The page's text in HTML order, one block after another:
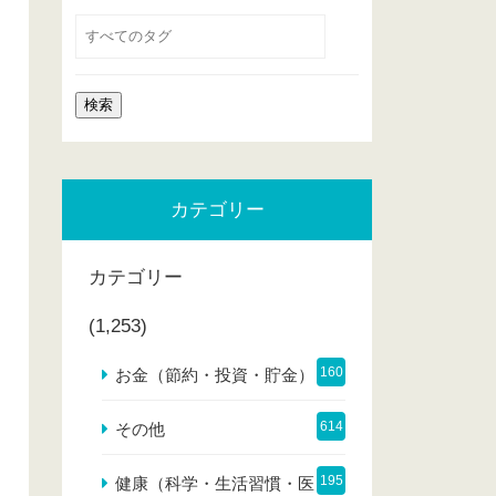
カテゴリー
カテゴリー
(1,253)
お金（節約・投資・貯金） 160
その他 614
健康（科学・生活習慣・医 195